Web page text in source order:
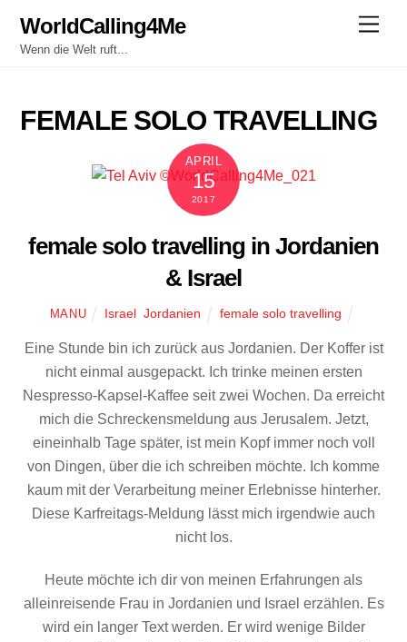
content
WorldCalling4Me
Wenn die Welt ruft...
FEMALE SOLO TRAVELLING
APRIL
15
2017
female solo travelling in Jordanien
& Israel
MANU Israel Jordanien female solo travelling
Eine Stunde bin ich zurück aus Jordanien. Der Koffer ist
nicht einmal ausgepackt. Ich trinke meinen ersten
Nespresso-Kapsel-Kaffee seit zwei Wochen. Da erreicht
mich die Schreckensmeldung aus Jerusalem. Jetzt,
eineinhalb Tage später, ist mein Kopf immer noch voll
von Dingen, über die ich schreiben möchte. Ich komme
kaum mit der Verarbeitung meiner Erlebnisse hinterher.
Diese Karfreitags-Meldung lässt mich irgendwie auch
nicht los.
Heute möchte ich dir von meinen Erfahrungen als
alleinreisende Frau in Jordanien und Israel erzählen. Es
wird ein langer Text werden. Er wird wenige Bilder